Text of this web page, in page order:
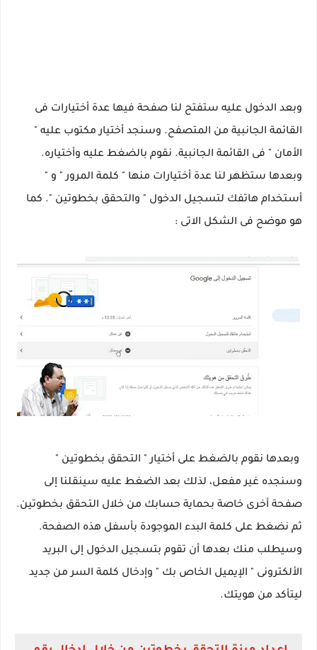
وبعد الدخول عليه ستفتح لنا صفحة فيها عدة أختيارات فى
القائمة الجانبية من المتصفح. وسنجد أختيار مكتوب عليه "
الأمان " فى القائمة الجانبية. نقوم بالضغط عليه وأختياره.
وبعدها ستظهر لنا عدة أختيارات منها " كلمة المرور " و "
أستخدام هاتفك لتسجيل الدخول " والتحقق بخطوتين ". كما
هو موضح فى الشكل الاتى :
وبعدها نقوم بالضغط على أختيار " التحقق بخطوتين "
وسنجده غير مفعل، لذلك بعد الضغط عليه سينقلنا إلى
صفحة أخرى خاصة بحماية حسابك من خلال التحقق بخطوتين.
ثم نضغط على كلمة البدء الموجودة بأسفل هذه الصفحة.
وسيطلب منك بعدها أن تقوم بتسجيل الدخول إلى البريد
الألكترونى " الإيميل الخاص بك " وإدخال كلمة السر من جديد
ليتأكد من هويتك.